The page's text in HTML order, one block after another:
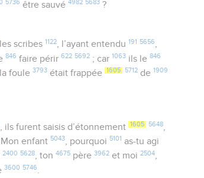
5736 être sauvé4982 5683 ?
scribes 1122, l’ayant entendu 191 5656,
846 faire périr622 5692 ; car 1063 ils le846
la foule3793 était frappée 1605 5712 de 1909
, ils furent saisis d’étonnement 1605 5648,
Mon enfant 5043, pourquoi 5101 as-tu agi
2400 5628, ton4675 père3962 et moi2504,
3600 5746